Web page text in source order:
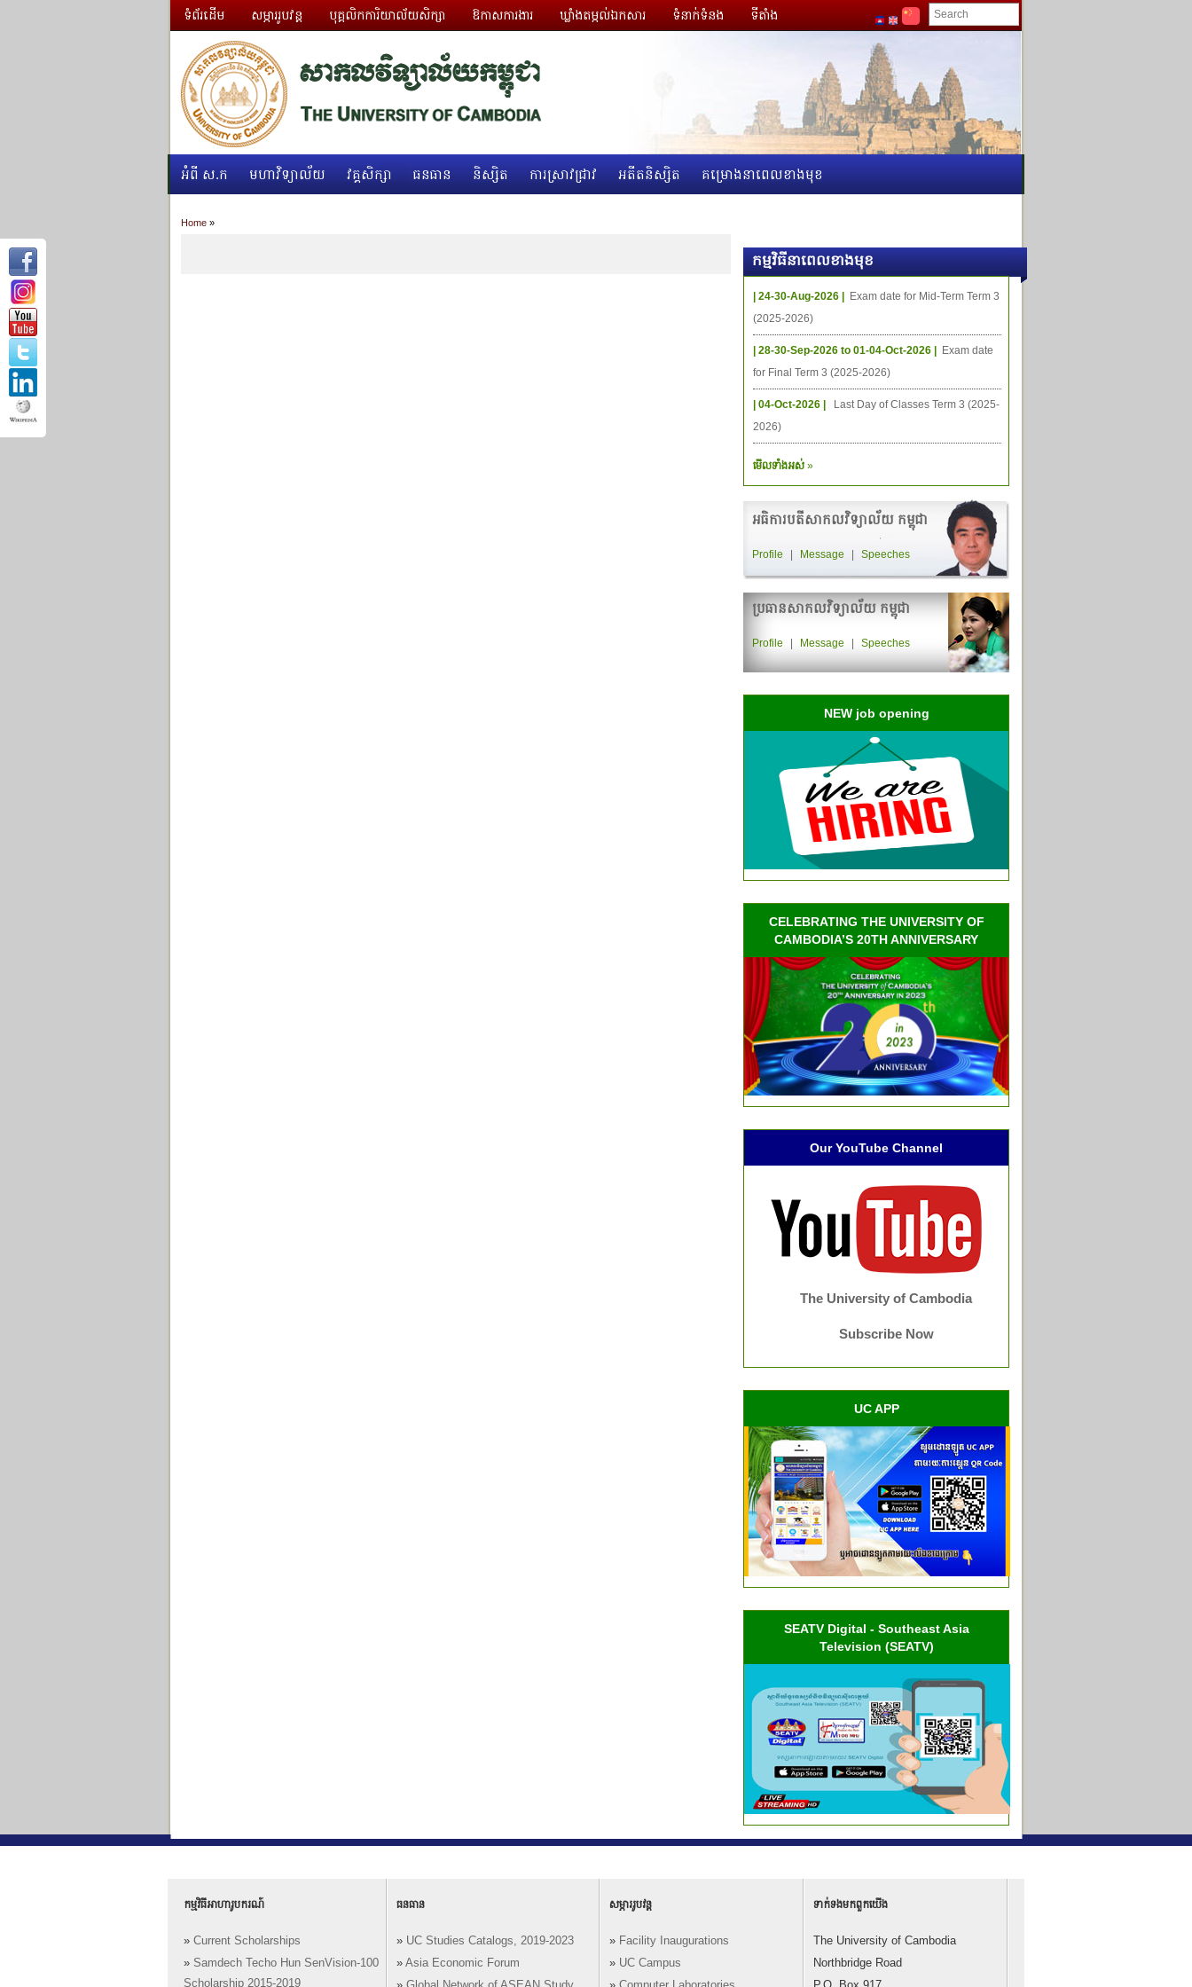
ទំព័រដើម សម្ភាររូបវន្ត បុគ្គលិកការិយាល័យសិក្សា ឱកាសការងារ ឃ្លាំងតម្កល់ឯកសារ ទំនាក់ទំនង ទីតាំង
អំពី ស.ក មហាវិទ្យាល័យ វគ្គសិក្សា ធនធាន និស្សិត ការស្រាវជ្រាវ អតីតនិស្សិត គម្រោងនាពេលខាងមុខ
Home »
កម្មវិធីនាពេលខាងមុខ
| 24-30-Aug-2026 |
Exam date for Mid-Term Term 3
(2025-2026)
| 28-30-Sep-2026 to 01-04-Oct-2026 |
Exam date
for Final Term 3 (2025-2026)
| 04-Oct-2026 |
Last Day of Classes Term 3 (2025-
2026)
មើលទាំងអស់ »
អធិការបតីសាកលវិទ្យាល័យ កម្ពុជា
Profile Message Speeches
ប្រធានសាកលវិទ្យាល័យ កម្ពុជា
Profile Message Speeches
NEW job opening
CELEBRATING THE UNIVERSITY OF
CAMBODIA’S 20TH ANNIVERSARY
Our YouTube Channel
The University of Cambodia
Subscribe Now
UC APP
SEATV Digital - Southeast Asia
Television (SEATV)
កម្មវិធីអាហារូបករណ៍
» Current Scholarships
» Samdech Techo Hun SenVision-100
Scholarship 2015-2019
ធនធាន
» UC Studies Catalogs, 2019-2023
» Asia Economic Forum
សម្ភាររូបវន្ត
» Facility Inaugurations
» UC Campus
ទាក់ទង​មក​ពួក​យើង
The University of Cambodia
Northbridge Road